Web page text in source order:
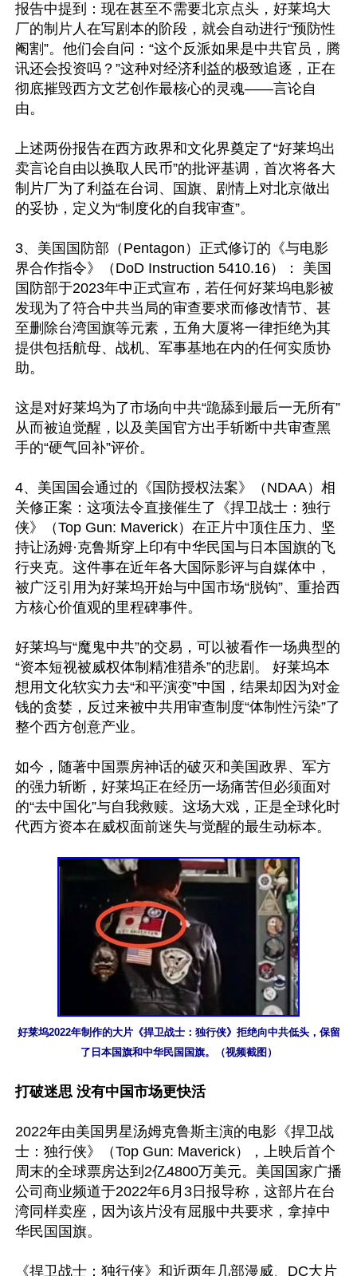
报告中提到：现在甚至不需要北京点头，好莱坞大
厂的制片人在写剧本的阶段，就会自动进行“预防性
阉割”。他们会自问：“这个反派如果是中共官员，腾
讯还会投资吗？”这种对经济利益的极致追逐，正在
彻底摧毁西方文艺创作最核心的灵魂——言论自
由。
上述两份报告在西方政界和文化界奠定了“好莱坞出
卖言论自由以换取人民币”的批评基调，首次将各大
制片厂为了利益在台词、国旗、剧情上对北京做出
的妥协，定义为“制度化的自我审查”。
3、美国国防部（Pentagon）正式修订的《与电影
界合作指令》（DoD Instruction 5410.16）： 美国
国防部于2023年中正式宣布，若任何好莱坞电影被
发现为了符合中共当局的审查要求而修改情节、甚
至删除台湾国旗等元素，五角大厦将一律拒绝为其
提供包括航母、战机、军事基地在内的任何实质协
助。
这是对好莱坞为了市场向中共“跪舔到最后一无所有”
从而被迫觉醒，以及美国官方出手斩断中共审查黑
手的“硬气回补”评价。
4、美国国会通过的《国防授权法案》（NDAA）相
关修正案：这项法令直接催生了《捍卫战士：独行
侠》（Top Gun: Maverick）在正片中顶住压力、坚
持让汤姆·克鲁斯穿上印有中华民国与日本国旗的飞
行夹克。这件事在近年各大国际影评与自媒体中，
被广泛引用为好莱坞开始与中国市场“脱钩”、重拾西
方核心价值观的里程碑事件。
好莱坞与“魔鬼中共”的交易，可以被看作一场典型的
“资本短视被威权体制精准猎杀”的悲剧。 好莱坞本
想用文化软实力去“和平演变”中国，结果却因为对金
钱的贪婪，反过来被中共用审查制度“体制性污染”了
整个西方创意产业。
如今，随著中国票房神话的破灭和美国政界、军方
的强力斩断，好莱坞正在经历一场痛苦但必须面对
的“去中国化”与自我救赎。这场大戏，正是全球化时
代西方资本在威权面前迷失与觉醒的最生动标本。
好莱坞2022年制作的大片《捍卫战士：独行侠》拒绝向中共低头，保留
了日本国旗和中华民国国旗。（视频截图）
打破迷思 没有中国市场更快活
2022年由美国男星汤姆克鲁斯主演的电影《捍卫战
士：独行侠》（Top Gun: Maverick），上映后首个
周末的全球票房达到2亿4800万美元。美国国家广播
公司商业频道于2022年6月3日报导称，这部片在台
湾同样卖座，因为该片没有屈服中共要求，拿掉中
华民国国旗。
《捍卫战士：独行侠》和近两年几部漫威、DC大片